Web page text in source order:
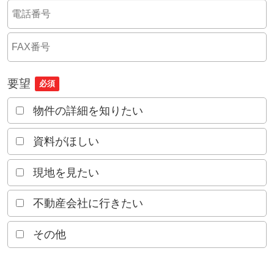
要望 必須
物件の詳細を知りたい
資料がほしい
現地を見たい
不動産会社に行きたい
その他